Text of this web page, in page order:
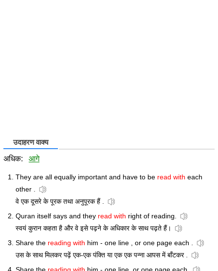
उदाहरण वाक्य
अधिक: आगे
They are all equally important and have to be read with each
other .
वे एक दूसरे के पूरक तथा अनुपूरक हैं .
Quran itself says and they read with right of reading.
स्वयं कुरान कहता है और वे इसे पढ़ने के अधिकार ‎के साथ पढ़ते हैं।
Share the reading with him - one line , or one page each .
उस के साथ मिलकर पढ़ें एक-एक पंक्ति या एक एक पन्ना आपस में बाँटकर .